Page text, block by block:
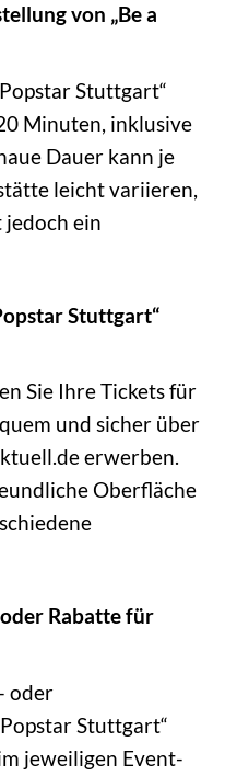
von „Be a
Stuttgart“
Minuten, inklusive
Dauer kann je
leicht variieren,
jedoch ein
Stuttgart“
Sie Ihre Tickets für
und sicher über
erwerben.
Oberfläche
Rabatte für
oder
Stuttgart“
jeweiligen Event-